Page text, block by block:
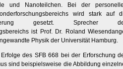
und Nanoteilchen. Bei der
wird stark auf
gesetzt. Sprecher
ist Prof. Dr. Roland
Physik der Universität Hamburg.
des SFB 668 bei der Erforschung
sind beispielsweise die Abbildung